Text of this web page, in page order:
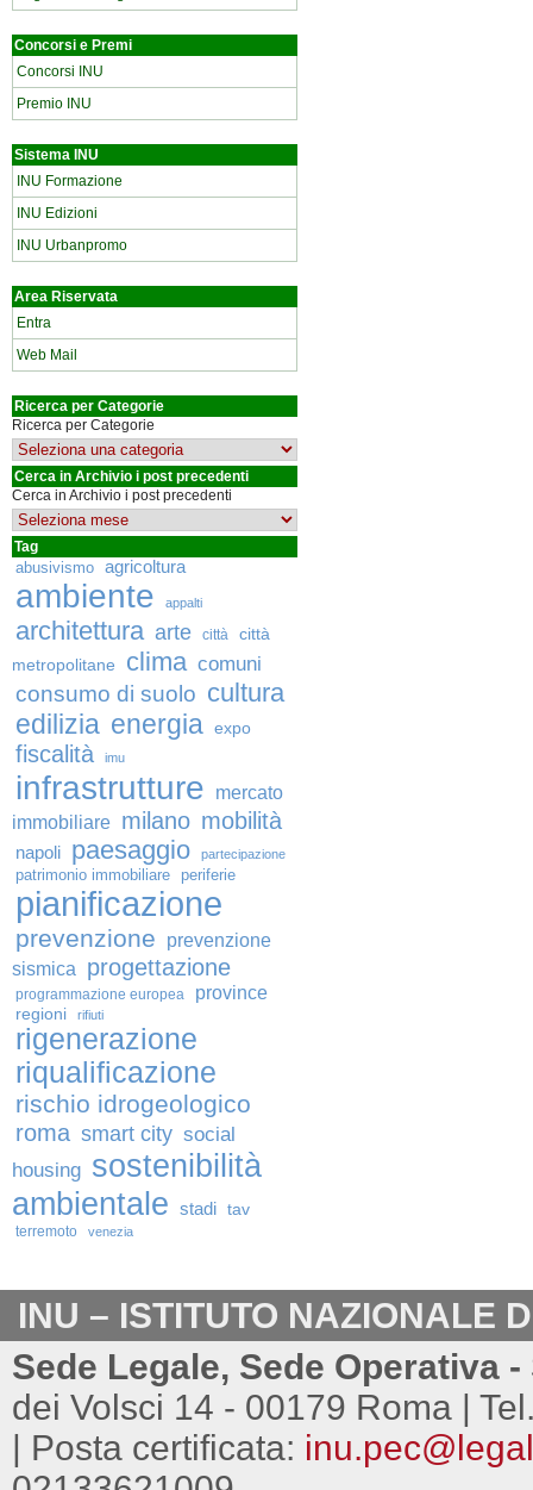
Concorsi e Premi
Concorsi INU
Premio INU
Sistema INU
INU Formazione
INU Edizioni
INU Urbanpromo
Area Riservata
Entra
Web Mail
Ricerca per Categorie
Ricerca per Categorie
Cerca in Archivio i post precedenti
Cerca in Archivio i post precedenti
Tag
abusivismo agricoltura
ambiente appalti
architettura arte città
città
metropolitane
clima comuni
consumo di suolo cultura
edilizia energia expo
fiscalità imu
infrastrutture
mercato
immobiliare milano mobilità
napoli paesaggio partecipazione
patrimonio immobiliare periferie
pianificazione
prevenzione
prevenzione
sismica
progettazione
programmazione europea province
regioni rifiuti
rigenerazione
riqualificazione
rischio idrogeologico
roma smart city social
housing sostenibilità
ambientale stadi tav
terremoto venezia
INU – ISTITUTO NAZIONALE
Sede Legale, Sede Operativa
dei Volsci 14 - 00179 Roma |
| Posta certificata: